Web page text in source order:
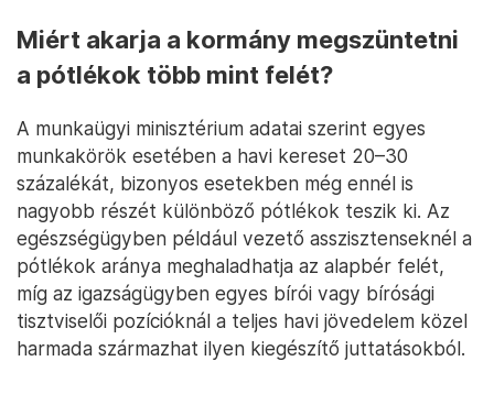
Miért akarja a kormány megszüntetni
a pótlékok több mint felét?
A munkaügyi minisztérium adatai szerint egyes
munkakörök esetében a havi kereset 20–30
százalékát, bizonyos esetekben még ennél is
nagyobb részét különböző pótlékok teszik ki. Az
egészségügyben például vezető asszisztenseknél a
pótlékok aránya meghaladhatja az alapbér felét,
míg az igazságügyben egyes bírói vagy bírósági
tisztviselői pozícióknál a teljes havi jövedelem közel
harmada származhat ilyen kiegészítő juttatásokból.